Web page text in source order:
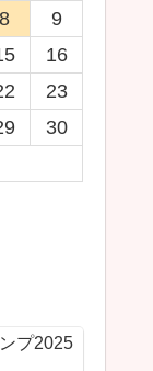
8
9
16
23
30
プ2025